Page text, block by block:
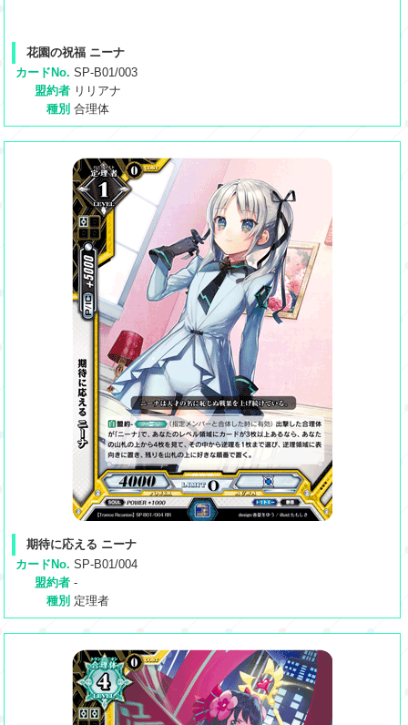
花園の祝福 ニーナ
カードNo. SP-B01/003
盟約者 リリアナ
種別 合理体
期待に応える ニーナ
カードNo. SP-B01/004
盟約者 -
種別 定理者